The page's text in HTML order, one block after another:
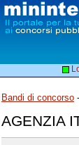
Bandi di concorso
AGENZIA